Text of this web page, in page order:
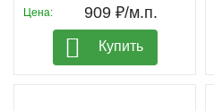
Цена: 909 ₽/м.п.
Купить